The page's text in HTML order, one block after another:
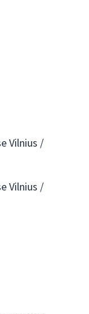
Vilnius /
Vilnius /